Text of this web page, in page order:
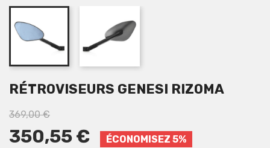
RÉTROVISEURS GENESI RIZOMA
369,00 €
350,55 € ÉCONOMISEZ 5%